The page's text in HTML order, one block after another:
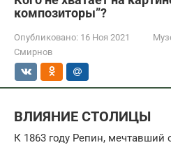
композиторы”?
Опубликовано: 16 Ноя 2021
Смирнов
ВЛИЯНИЕ СТОЛИЦЫ
К 1863 году Репин, мечтавший